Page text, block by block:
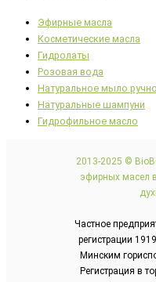
Эфирные масла
Косметические масла
Гидролаты
Розовая вода
Натуральное мыло
Натуральные шампуни
Гидрофильное масло
2013-2025 ©
эфирных масел
Частное
регистрации
Минским
Регистрация в